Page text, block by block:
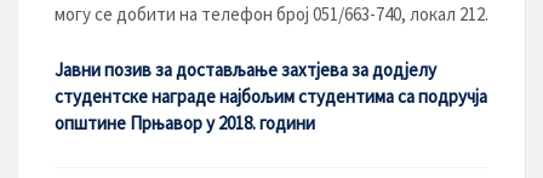
могу се добити на телефон број 051/663-740, локал 212.
Јавни позив за достављање захтјева за додјелу
студентске награде најбољим студентима са подручја
општине Прњавор у 2018. години